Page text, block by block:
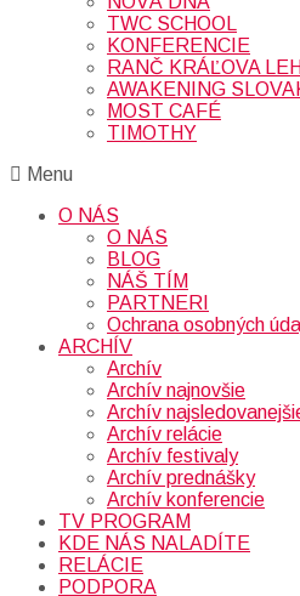
TWC SCHOOL
KONFERENCIE
RANČ KRÁĽOVA
AWAKENING
MOST CAFÉ
TIMOTHY
Menu
O NÁS
O NÁS
BLOG
NÁŠ TÍM
PARTNERI
Ochrana osobných
ARCHÍV
Archív
Archív najnovšie
Archív
Archív relácie
Archív festivaly
Archív prednášky
Archív konferencie
TV PROGRAM
KDE NÁS NALADÍTE
RELÁCIE
PODPORA